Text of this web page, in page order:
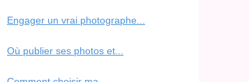
Engager un vrai photographe...
Où publier ses photos et...